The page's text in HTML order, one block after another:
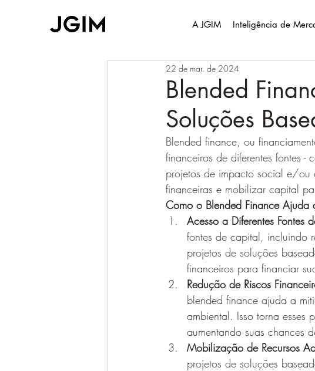
A JGIM Inteligência de
Blended
Soluções
22 de mar. de 2024
Blended finance, ou
financeiros de diferentes fontes
projetos de impacto social e/ou
financeiras e mobilizar capital
Como o Blended Finance Ajuda
Acesso a Diferentes Fontes
fontes de capital, incluindo
projetos de soluções
financeiros para financiar
Redução de Riscos
blended finance ajuda a
ambiental. Isso torna esses
aumentando suas chances
Mobilização de Recursos
projetos de soluções